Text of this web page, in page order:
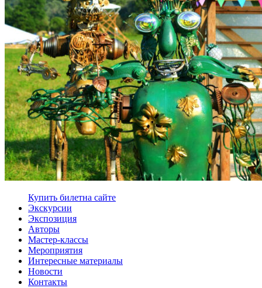
Купить билетна сайте
Экскурсии
Экспозиция
Авторы
Мастер-классы
Мероприятия
Интересные материалы
Новости
Контакты